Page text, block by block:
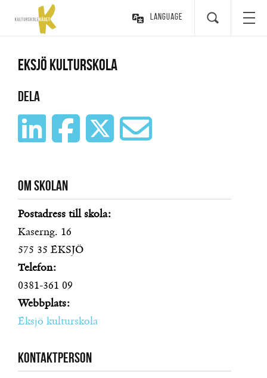
Language
Eksjö kulturskola
Dela
Om skolan
Postadress till skola:
Kaserng. 16
575 35 EKSJÖ
Telefon:
0381-361 09
Webbplats:
Eksjö kulturskola
Kontaktperson